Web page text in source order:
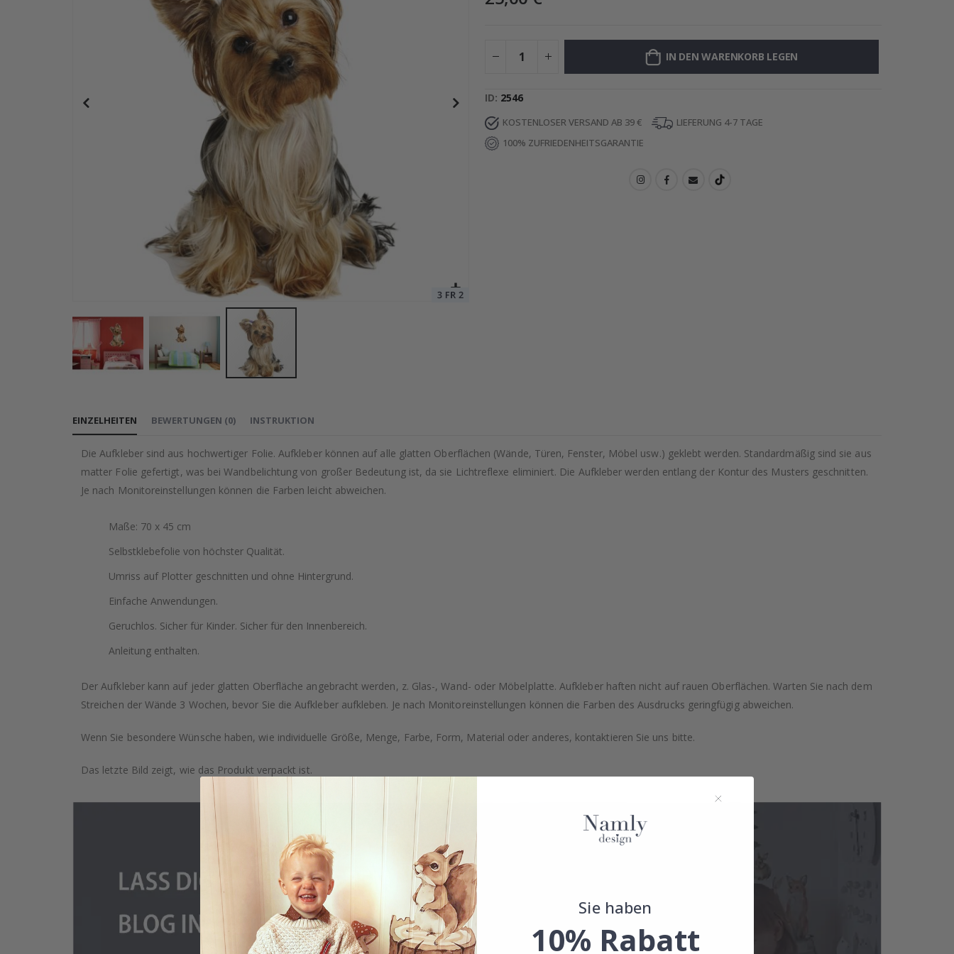
Wandtattoo - Leopard
der
springen
IN DEN WARENKORB LEGEN
ID 2546
KOSTENLOSER VERSAND AB 39 €
LIEFERUNG 4-7 TAGE
100% ZUFRIEDENHEITSGARANTIE
EINZELHEITEN
Die Aufkleber sind aus hochwertiger Folie. Aufkleber können auf alle glatten Oberflächen (Wände, Türen, Fenster, Möbel usw.) geklebt werden. Standardmäßig sind sie aus
matter Folie gefertigt, was bei Wandbelichtung von großer Bedeutung ist, da sie Lichtreflexe eliminiert. Die Aufkleber werden entlang der Kontur des Musters geschnitten.
Je nach Monitoreinstellungen können die Farben leicht abweichen.
Maße: 70 x 45 cm
Selbstklebefolie von höchster Qualität.
Umriss auf Plotter geschnitten und ohne Hintergrund.
Einfache Anwendungen.
Geruchlos. Sicher für Kinder. Sicher für den Innenbereich.
Anleitung enthalten.
Der Aufkleber kann auf jeder glatten Oberfläche angebracht werden, z. Glas-, Wand- oder Möbelplatte. Aufkleber haften nicht auf rauen Oberflächen. Warten Sie nach dem
Streichen der Wände 3 Wochen, bevor Sie die Aufkleber aufkleben. Je nach Monitoreinstellungen können die Farben des Ausdrucks geringfügig abweichen.
Wenn Sie besondere Wünsche haben, wie individuelle Größe, Menge, Farbe, Form, Material oder anderes, kontaktieren Sie uns bitte.
Das letzte Bild zeigt, wie das Produkt verpackt ist.
BEWERTUNGEN (0) INSTRUKTION
Sie haben
10% Rabatt